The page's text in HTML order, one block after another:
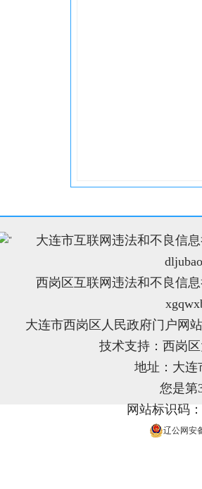
"
大连市互联网违法和不良信
西岗区互联网违法和不良信
大连市西岗区人民政府门户网
技术支持：西岗
地址：大连
您是第
网站标识码
辽公网安